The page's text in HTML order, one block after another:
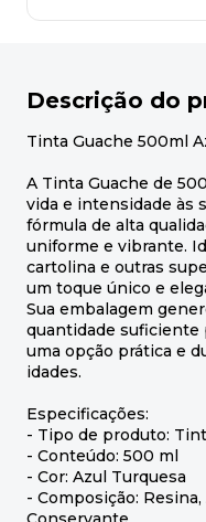
Descrição do
Tinta Guache 500ml
A Tinta Guache de
vida e intensidade às
fórmula de alta
uniforme e vibrante.
cartolina e outras
um toque único e
Sua embalagem
quantidade suficiente
uma opção prática e
idades.
Especificações:
- Tipo de produto:
- Conteúdo: 500 ml
- Cor: Azul Turquesa
- Composição: